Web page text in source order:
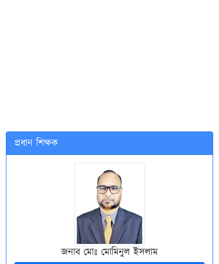
প্রধান শিক্ষক
জনাব মোঃ মোমিনুল ইসলাম